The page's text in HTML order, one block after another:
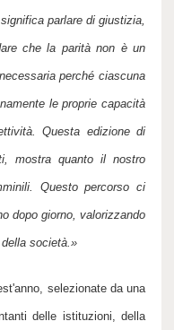
parlare di giustizia,
che la parità non è un
perché ciascuna
le proprie capacità
Questa edizione di
mostra quanto il nostro
Questo percorso ci
dopo giorno, valorizzando
società.»
selezionate da una
delle istituzioni, della